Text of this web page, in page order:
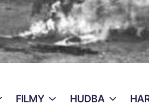
FILMY HUDBA